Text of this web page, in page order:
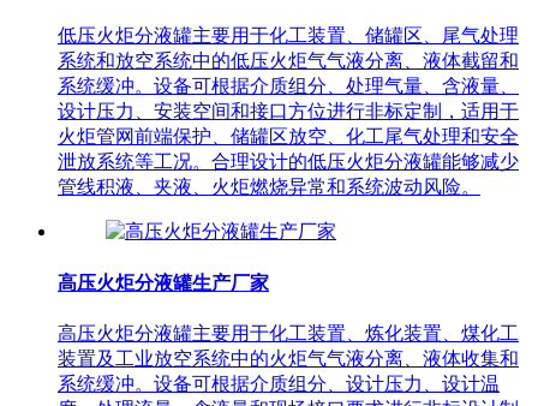
低压火炬分液罐主要用于化工装置、储罐区、尾气处理
系统和放空系统中的低压火炬气气液分离、液体截留和
系统缓冲。设备可根据介质组分、处理气量、含液量、
设计压力、安装空间和接口方位进行非标定制，适用于
火炬管网前端保护、储罐区放空、化工尾气处理和安全
泄放系统等工况。合理设计的低压火炬分液罐能够减少
管线积液、夹液、火炬燃烧异常和系统波动风险。
高压火炬分液罐生产厂家
高压火炬分液罐主要用于化工装置、炼化装置、煤化工
装置及工业放空系统中的火炬气气液分离、液体收集和
系统缓冲。设备可根据介质组分、设计压力、设计温